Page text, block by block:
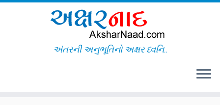
અંતરની અનુભૂતિનો અક્ષર ધ્વનિ..